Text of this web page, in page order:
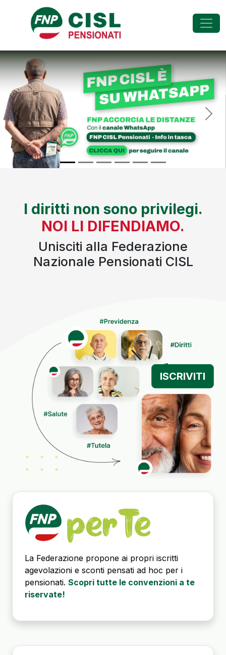
FNP - Federazione
Previous Next
I diritti non sono privilegi.
NOI LI DIFENDIAMO.
Unisciti alla Federazione
Nazionale Pensionati CISL
ISCRIVITI
La Federazione propone ai propri iscritti
agevolazioni e sconti pensati ad hoc per i
pensionati. Scopri tutte le convenzioni a te
riservate!